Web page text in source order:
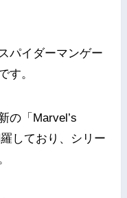
パイダーマンゲー
す。
の「Marvel’s
しており、シリー